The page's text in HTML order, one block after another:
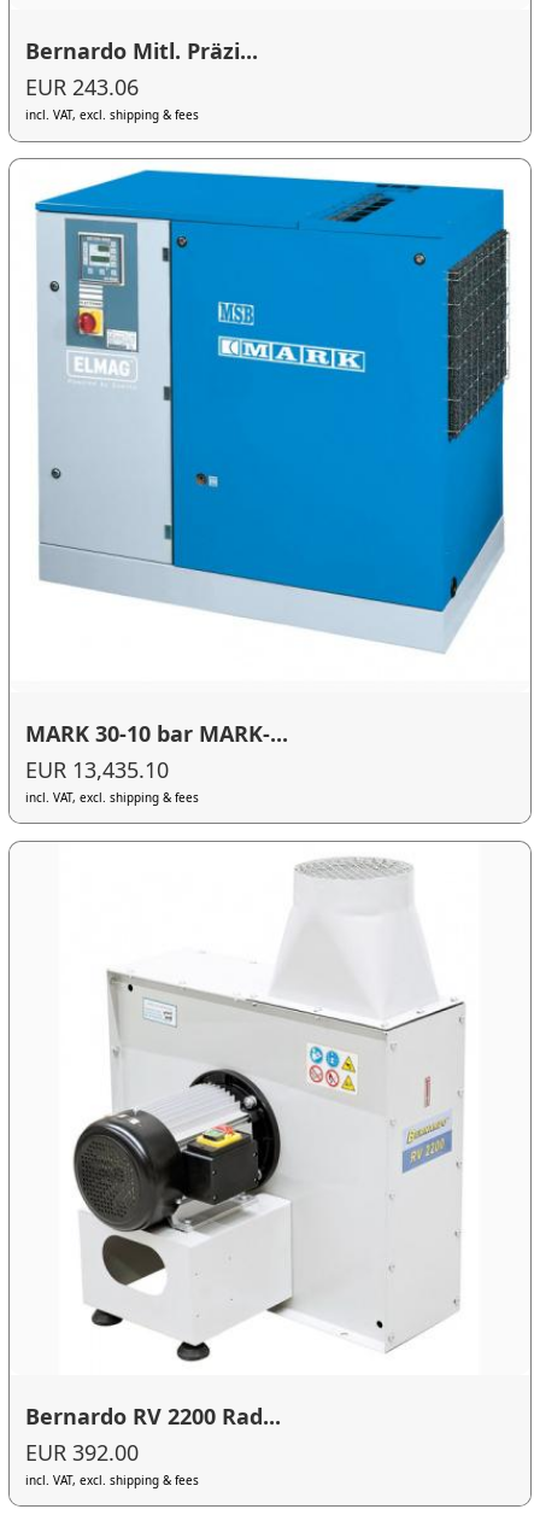
Bernardo Mitl. Präzi...
EUR 243.06
incl. VAT, excl. shipping & fees
MARK 30-10 bar MARK-...
EUR 13,435.10
incl. VAT, excl. shipping & fees
Bernardo RV 2200 Rad...
EUR 392.00
incl. VAT, excl. shipping & fees